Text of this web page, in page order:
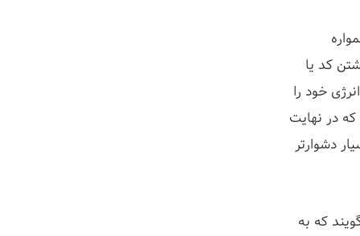
کد یا
خود را
در نهایت
دشوارتر
که به